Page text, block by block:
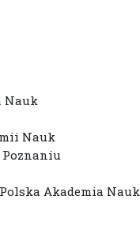
Nauk
Nauk
Poznaniu
Akademia Nauk